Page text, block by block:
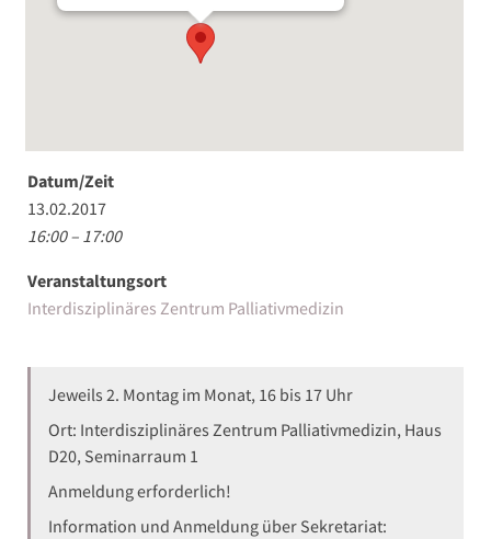
Datum/Zeit
13.02.2017
16:00 – 17:00
Veranstaltungsort
Interdisziplinäres Zentrum Palliativmedizin
Jeweils 2. Montag im Monat, 16 bis 17 Uhr
Ort: Interdisziplinäres Zentrum Palliativmedizin, Haus
D20, Seminarraum 1
Anmeldung erforderlich!
Information und Anmeldung über Sekretariat: